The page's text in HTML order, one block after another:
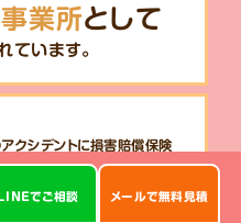
業所として
ています。
クシデントに損害賠償保険
5,000万円まで
償で安心をお届け。
LINEで ご相談 メールで無料見積